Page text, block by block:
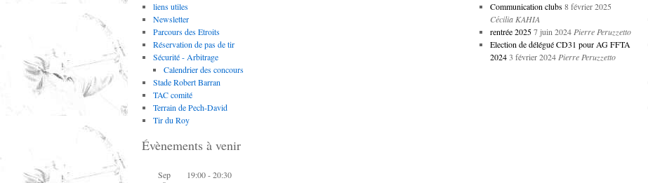
liens utiles
Newsletter
Parcours des Etroits
Réservation de pas de tir
Sécurité - Arbitrage
Calendrier des concours
Stade Robert Barran
TAC comité
Terrain de Pech-David
Tir du Roy
Évènements à venir
Sep
19:00-20:30
Communication clubs 8 février 2025
Cécilia KAHIA
rentrée 2025 7 juin 2024 Pierre Peruzzetto
Election de délégué CD31 pour AG FFTA
2024 3 février 2024 Pierre Peruzzetto